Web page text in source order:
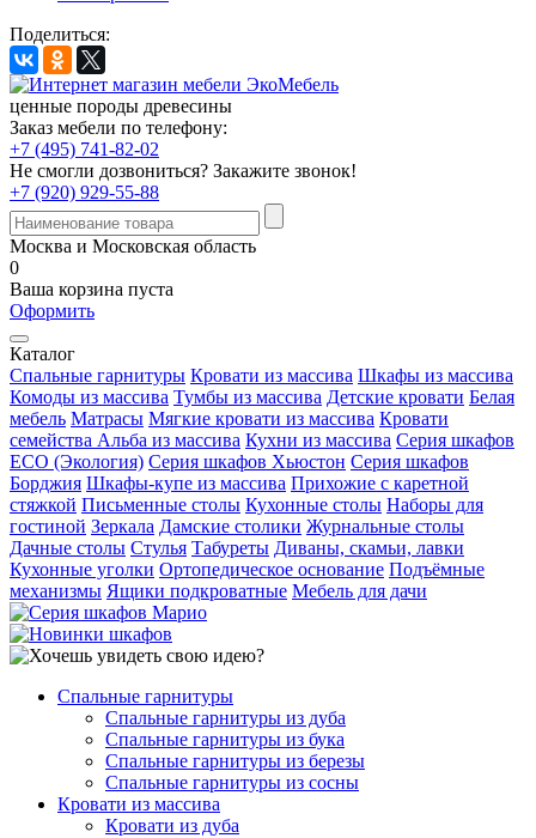
Поделиться:
ценные породы древесины
Заказ мебели по телефону:
+7 (495) 741-82-02
Не смогли дозвониться? Закажите звонок!
+7 (920) 929-55-88
Москва и Московская область
0
Ваша корзина пуста
Оформить
Каталог
Спальные гарнитуры Кровати из массива Шкафы из массива
Комоды из массива Тумбы из массива Детские кровати Белая
мебель Матрасы Мягкие кровати из массива Кровати
семейства Альба из массива Кухни из массива Серия шкафов
ECO (Экология) Серия шкафов Хьюстон Серия шкафов
Борджия Шкафы-купе из массива Прихожие с каретной
стяжкой Письменные столы Кухонные столы Наборы для
гостиной Зеркала Дамские столики Журнальные столы
Дачные столы Стулья Табуреты Диваны, скамьи, лавки
Кухонные уголки Ортопедическое основание Подъёмные
механизмы Ящики подкроватные Мебель для дачи
Спальные гарнитуры
Спальные гарнитуры из дуба
Спальные гарнитуры из бука
Спальные гарнитуры из березы
Спальные гарнитуры из сосны
Кровати из массива
Кровати из дуба